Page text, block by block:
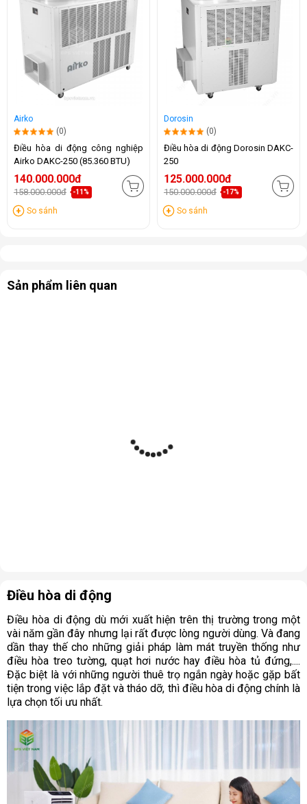
Airko
(0)
Điều hòa di động công nghiệp
Airko DAKC-250 (85.360 BTU)
140.000.000đ
158.000.000đ -11%
So sánh
Dorosin
(0)
Điều hòa di động Dorosin DAKC-
250
125.000.000đ
150.000.000đ -17%
So sánh
Sản phẩm liên quan
Điều hòa di động
Điều hòa di động dù mới xuất hiện trên thị trường trong một
vài năm gần đây nhưng lại rất được lòng người dùng. Và đang
dần thay thế cho những giải pháp làm mát truyền thống như
điều hòa treo tường, quạt hơi nước hay điều hòa tủ đứng,....
Đặc biệt là với những người thuê trọ ngắn ngày hoặc gặp bất
tiện trong việc lắp đặt và tháo dỡ, thì điều hòa di động chính là
lựa chọn tối ưu nhất.